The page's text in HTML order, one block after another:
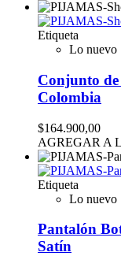
Etiqueta
Lo nuevo
Conjunto
Colombia
$164.900,00
AGREGAR A
Etiqueta
Lo nuevo
Pantalón
Satín